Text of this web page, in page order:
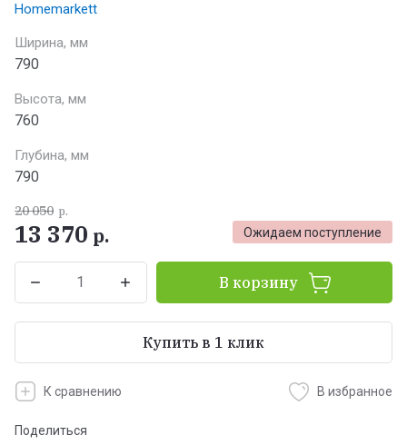
Homemarkett
Ширина, мм
790
Высота, мм
760
Глубина, мм
790
Ожидаем поступление
20 050 р.
13 370 р.
В корзину
Купить в 1 клик
К сравнению В избранное
Поделиться